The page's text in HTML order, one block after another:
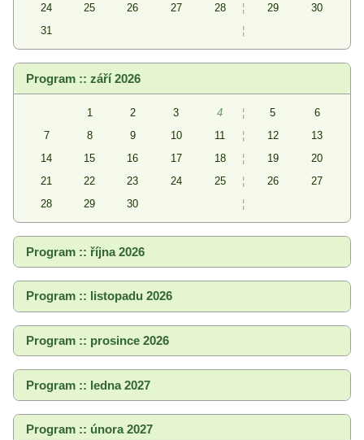
24
25 26 27 28 ¦ 29
30
31
¦
Program :: září 2026
1 2 3 4 ¦ 5
6
7
8 9 10 11 ¦ 12
13
14
15 16 17 18 ¦ 19
20
21
22 23 24 25 ¦ 26
27
28
29 30 ¦
Program :: října 2026
Program :: listopadu 2026
Program :: prosince 2026
Program :: ledna 2027
Program :: února 2027